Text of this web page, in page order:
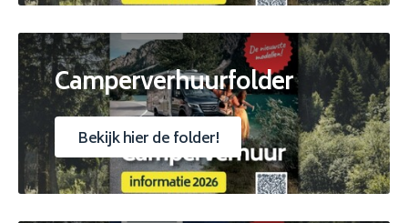
Camperverhuurfolder
Bekijk hier de folder!